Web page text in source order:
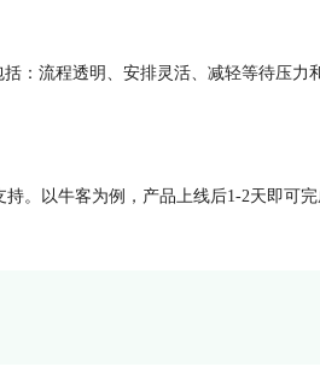
：流程透明、安排灵活、减轻等待压
。以牛客为例，产品上线后1-2天即